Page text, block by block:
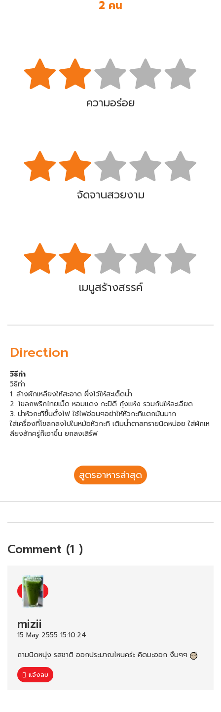
2 คน
ความอร่อย
จัดจานสวยงาม
เมนูสร้างสรรค์
Direction
วิธีทำ
วิธีทำ
1. ล้างผักเหลียงให้สะอาด ผึ่งไว้ให้สะเด็ดน้ำ
2. โขลกพริกไทยเม็ด หอมแดง กะปิดี กุ้งแห้ง รวมกันให้ละเอียด
3. นำหัวกะทิขึ้นตั้งไฟ ใช้ไฟอ่อนๆอย่าให้หัวกะทิแตกมันมาก
ใส่เครื่องที่โขลกลงไปในหม้อหัวกะทิ เติมน้ำตาลทรายนิดหน่อย ใส่ผักเห
ลียงสักครู่ก็เอาขึ้น ยกลงเสิร์ฟ
สูตรอาหารล่าสุด
Comment (1 )
mizii
15 May 2555 15:10:24
ถามนิดหนุ่ง รสชาติ ออกประมาณไหนคร่ะ คิดมะออก งืมๆๆ
แจ้งลบ